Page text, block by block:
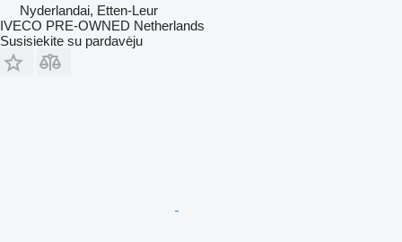
Nyderlandai, Etten-Leur
IVECO PRE-OWNED Netherlands
Susisiekite su pardavėju